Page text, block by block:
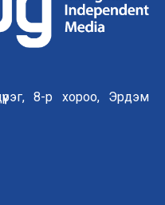
8-р хороо, Эрдэм